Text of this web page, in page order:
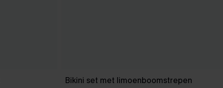
Bikini set met limoenboomstrepen